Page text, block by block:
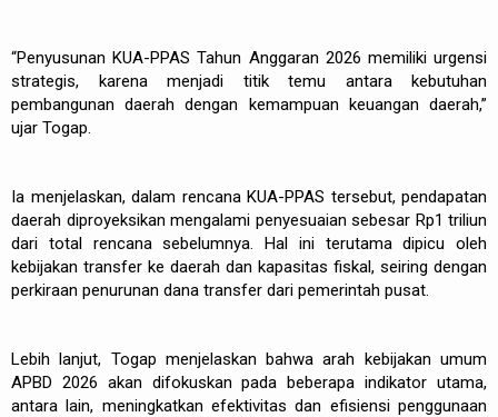
“Penyusunan KUA-PPAS Tahun Anggaran 2026 memiliki urgensi
strategis, karena menjadi titik temu antara kebutuhan
pembangunan daerah dengan kemampuan keuangan daerah,”
ujar Togap.
Ia menjelaskan, dalam rencana KUA-PPAS tersebut, pendapatan
daerah diproyeksikan mengalami penyesuaian sebesar Rp1 triliun
dari total rencana sebelumnya. Hal ini terutama dipicu oleh
kebijakan transfer ke daerah dan kapasitas fiskal, seiring dengan
perkiraan penurunan dana transfer dari pemerintah pusat.
Lebih lanjut, Togap menjelaskan bahwa arah kebijakan umum
APBD 2026 akan difokuskan pada beberapa indikator utama,
antara lain, meningkatkan efektivitas dan efisiensi penggunaan